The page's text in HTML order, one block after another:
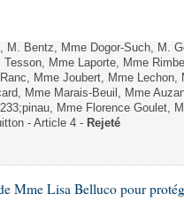
M. Bentz, Mme Dogor-Such, M.
Mme Laporte, Mme
Mme Joubert, Mme
Mme Marais-Beuil, Mme
Mme Florence Goulet,
- Article 4 - Rejeté
Mme Lisa Belluco pour